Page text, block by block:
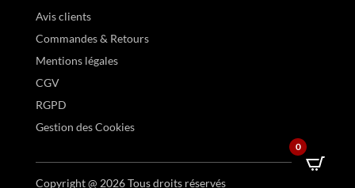
Avis clients
Commandes & Retours
Mentions légales
CGV
RGPD
Gestion des Cookies
Copyright @ 2026 Tous droits réservés
0